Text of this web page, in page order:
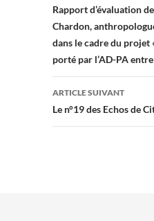
des
articles
Rapport d’évaluation
Chardon,
dans le cadre du projet
porté par l’AD-PA
ARTICLE SUIVANT
Le n°19 des Echos de